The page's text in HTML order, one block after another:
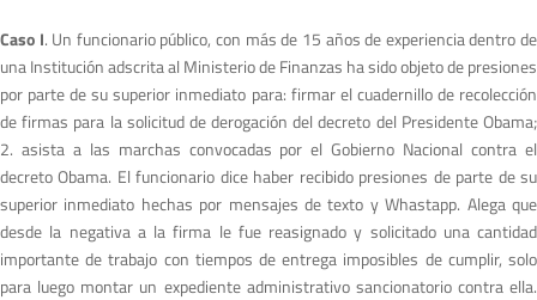
Caso I. Un funcionario público, con más de 15 años de experiencia dentro de
una Institución adscrita al Ministerio de Finanzas ha sido objeto de presiones
por parte de su superior inmediato para: firmar el cuadernillo de recolección
de firmas para la solicitud de derogación del decreto del Presidente Obama;
2. asista a las marchas convocadas por el Gobierno Nacional contra el
decreto Obama. El funcionario dice haber recibido presiones de parte de su
superior inmediato hechas por mensajes de texto y Whastapp. Alega que
desde la negativa a la firma le fue reasignado y solicitado una cantidad
importante de trabajo con tiempos de entrega imposibles de cumplir, solo
para luego montar un expediente administrativo sancionatorio contra ella.